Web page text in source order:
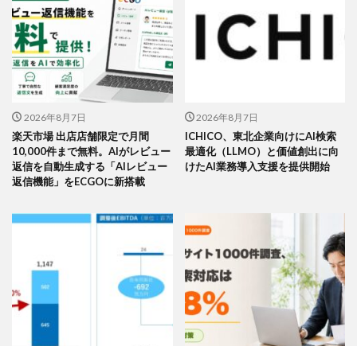
2026年8月7日
楽天市場 出店店舗限定で月間
10,000件まで無料。AIがレビュー
返信を自動生成する「AIレビュー
返信機能」をECGOに新搭載
2026年8月7日
ICHICO、東北企業向けにAI検索
最適化（LLMO）と価値創出に向
けたAI業務導入支援を提供開始